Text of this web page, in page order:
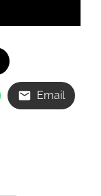
Email